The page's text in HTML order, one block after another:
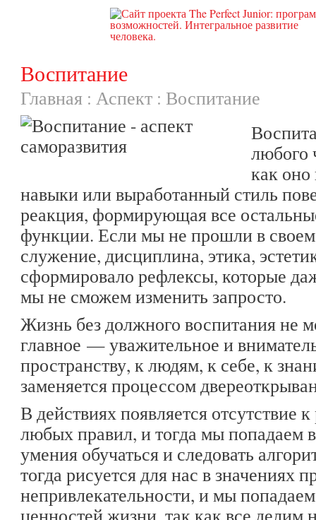
Воспитание
Главная :Аспект : Воспитание
любого
как оно
навыки или выработанный стиль
реакция, формирующая все
функции. Если мы не прошли в
служение, дисциплина, этика,
сформировало рефлексы, которые
мы не сможем изменить запросто.
Жизнь без должного воспитания не
главное — уважительное и
пространству, к людям, к себе, к
заменяется процессом
В действиях появляется отсутствие
любых правил, и тогда мы попадаем
умения обучаться и следовать
тогда рисуется для нас в значениях
непривлекательности, и мы
ценностей жизни, так как все делим